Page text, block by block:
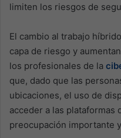
limiten los riesgos de
El cambio al trabajo
capa de riesgo y
los profesionales de la
que, dado que las
ubicaciones, el uso de
acceder a las plataformas
preocupación importante